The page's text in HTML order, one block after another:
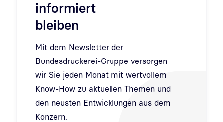
informiert
bleiben
Mit dem Newsletter der
Bundesdruckerei-Gruppe versorgen
wir Sie jeden Monat mit wertvollem
Know-How zu aktuellen Themen und
den neusten Entwicklungen aus dem
Konzern.